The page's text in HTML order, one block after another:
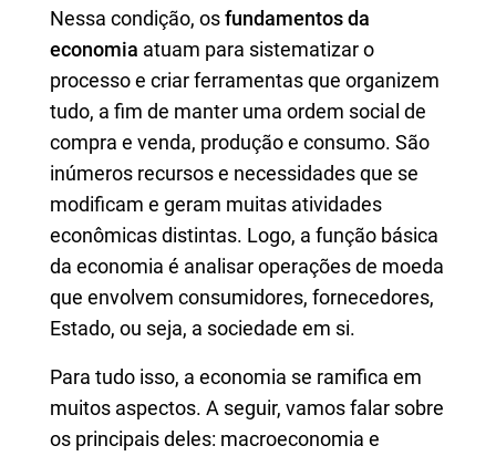
Nessa condição, osfundamentos da
economia atuam para sistematizar o
processo e criar ferramentas que organizem
tudo, a fim de manter uma ordem social de
compra e venda, produção e consumo. São
inúmeros recursos e necessidades que se
modificam e geram muitas atividades
econômicas distintas. Logo, a função básica
da economia é analisar operações de moeda
que envolvem consumidores, fornecedores,
Estado, ou seja, a sociedade em si.
Para tudo isso, a economia se ramifica em
muitos aspectos. A seguir, vamos falar sobre
os principais deles: macroeconomia e